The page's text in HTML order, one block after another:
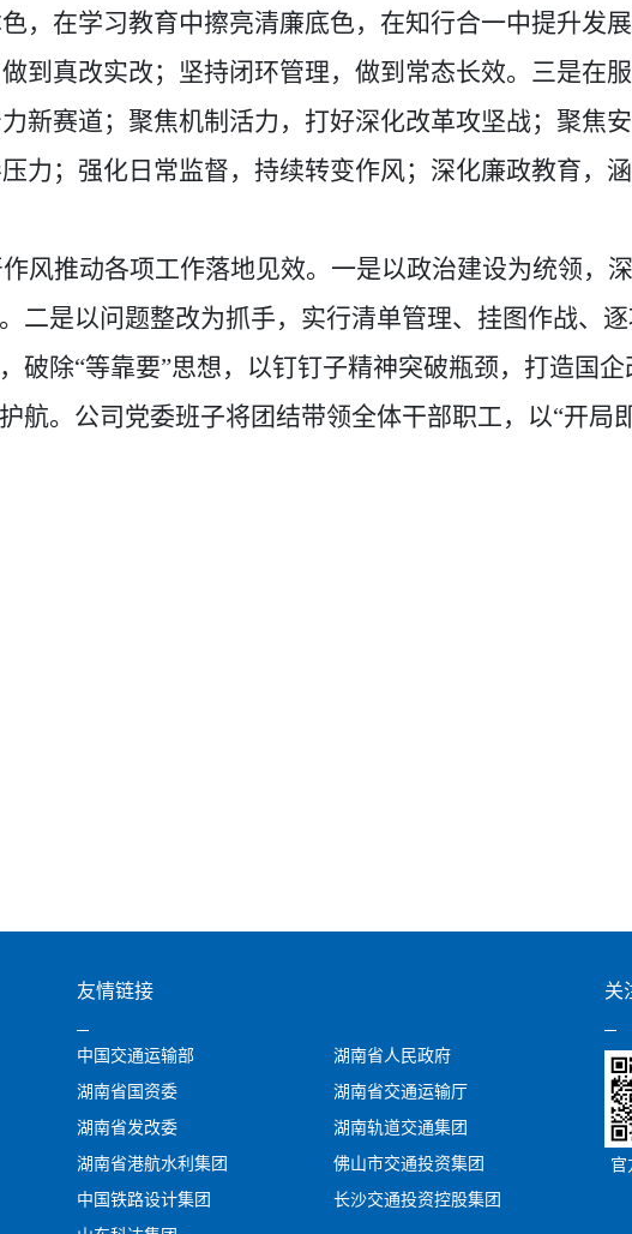
，在学习教育中擦亮清廉底色，在知行合一中提升发
到真改实改；坚持闭环管理，做到常态长效。三是在
新赛道；聚焦机制活力，打好深化改革攻坚战；聚焦
力；强化日常监督，持续转变作风；深化廉政教育，
风推动各项工作落地见效。一是以政治建设为统领，
二是以问题整改为抓手，实行清单管理、挂图作战、
破除“等靠要”思想，以钉钉子精神突破瓶颈，打造国企
航。公司党委班子将团结带领全体干部职工，以“开局
友情链接
中国交通运输部
湖南省人民政府
湖南省国资委
湖南省交通运输厅
湖南省发改委
湖南轨道交通集团
湖南省港航水利集团
佛山市交通投资集团
中国铁路设计集团
长沙交通投资控股集团
关
官